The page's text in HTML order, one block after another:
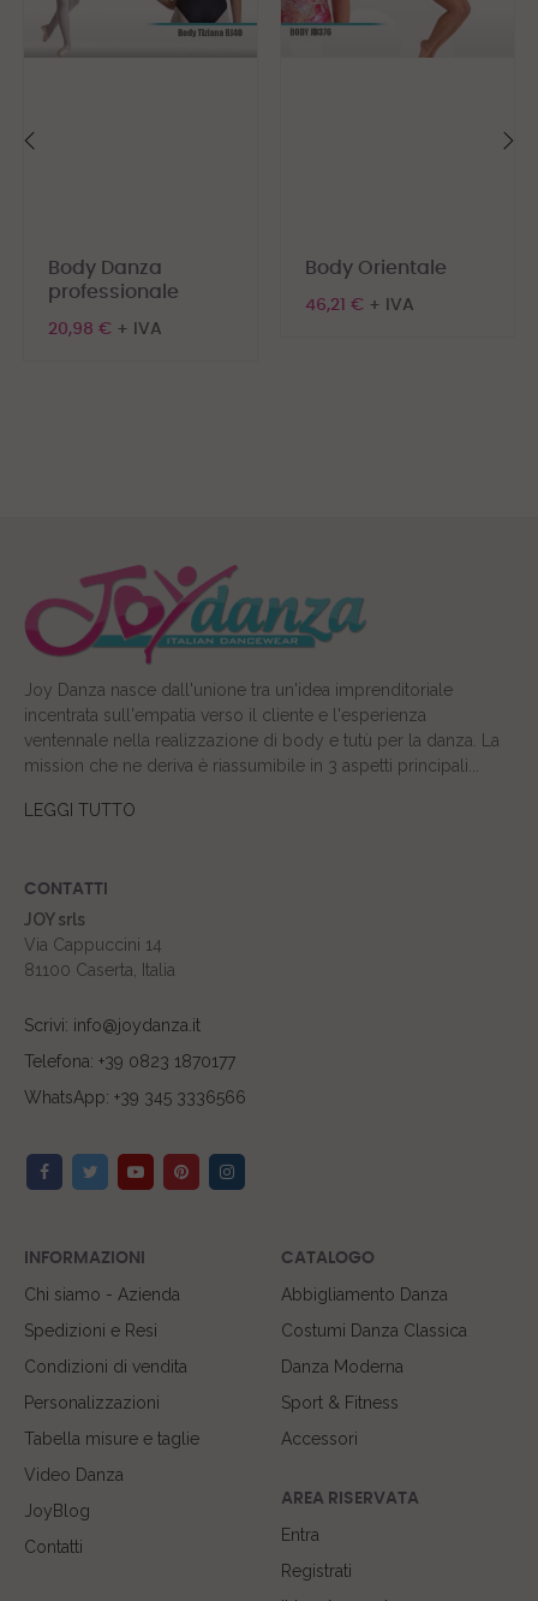
Body Danza
professionale
20,98 € + IVA
Body Orientale
46,21 € + IVA
Joy Danza nasce dall'unione tra un'idea imprenditoriale
incentrata sull'empatia verso il cliente e l'esperienza
ventennale nella realizzazione di body e tutù per la danza. La
mission che ne deriva è riassumibile in 3 aspetti principali...
LEGGI TUTTO
CONTATTI
JOY srls
Via Cappuccini 14
81100 Caserta, Italia
Scrivi: info@joydanza.it
Telefona: +39 0823 1870177
WhatsApp: +39 345 3336566
INFORMAZIONI
Chi siamo - Azienda
Spedizioni e Resi
Condizioni di vendita
Personalizzazioni
Tabella misure e taglie
Video Danza
JoyBlog
Contatti
CATALOGO
Abbigliamento Danza
Costumi Danza Classica
Danza Moderna
Sport & Fitness
Accessori
AREA RISERVATA
Entra
Registrati